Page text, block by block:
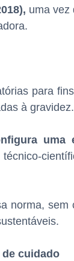
uma vez
para
à gravidez.
uma
norma,
de cuidado